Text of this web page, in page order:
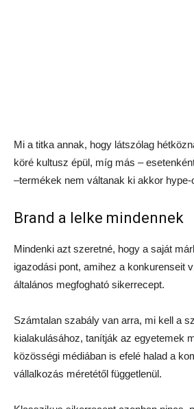
Mi a titka annak, hogy látszólag
köré kultusz épül, míg más –
–termékek nem váltanak ki akkor hype-
Brand a lelke mindennek
Mindenki azt szeretné, hogy a saját
igazodási pont, amihez a konkurenseit
általános megfogható sikerrecept.
Számtalan szabály van arra, mi kell a
kialakulásához, tanítják az egyetemek
közösségi médiában is efelé halad a
vállalkozás méretétől függetlenül.